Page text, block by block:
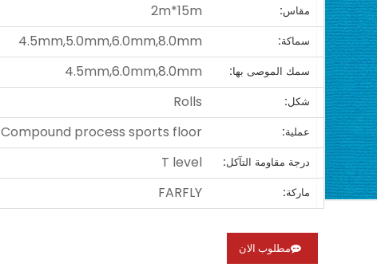
مقاس: 2m*15m
سماكة: 4.5mm,5.0mm,6.0mm,8.0mm
سمك الموصى بها: 4.5mm,6.0mm,8.0mm
شكل: Rolls
عملية: Compound process sports floor
درجة مقاومة التآكل: T level
ماركة: FARFLY
مطلوب الان